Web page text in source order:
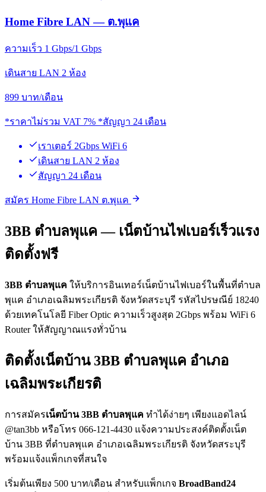
Home Fibre LAN — ต.พุแค
ความเร็ว 1 Gbps/1 Gbps
เดินสาย LAN 2 ห้อง
899 บาท/เดือน
*ราคาไม่รวม VAT 7% *สัญญา 24 เดือน
เราเตอร์ 2Gbps WiFi 6
เดินสาย LAN 2 ห้อง
สัญญา 24 เดือน
สมัคร Home Fibre LAN ต.พุแค
3BB ตำบลพุแค — เน็ตบ้านไฟเบอร์เร็วแรง
ติดตั้งฟรี
3BB ตำบลพุแค ให้บริการอินเทอร์เน็ตบ้านไฟเบอร์ในพื้นที่ตำบล
พุแค อำเภอเฉลิมพระเกียรติ จังหวัดสระบุรี รหัสไปรษณีย์ 18240
ด้วยเทคโนโลยี Fiber Optic ความเร็วสูงสุด 2Gbps พร้อม WiFi 6
Router ให้สัญญาณแรงทั่วบ้าน
ติดตั้งเน็ตบ้าน 3BB ตำบลพุแค อำเภอ
เฉลิมพระเกียรติ
การสมัครเน็ตบ้าน 3BB ตำบลพุแค ทำได้ง่ายๆ เพียงแอดไลน์
@tan3bb หรือโทร 066-121-4430 แจ้งความประสงค์ติดตั้งเน็ต
บ้าน 3BB ที่ตำบลพุแค อำเภอเฉลิมพระเกียรติ จังหวัดสระบุรี
พร้อมแจ้งแพ็กเกจที่สนใจ
เริ่มต้นเพียง 500 บาท/เดือน สำหรับแพ็กเกจ BroadBand24